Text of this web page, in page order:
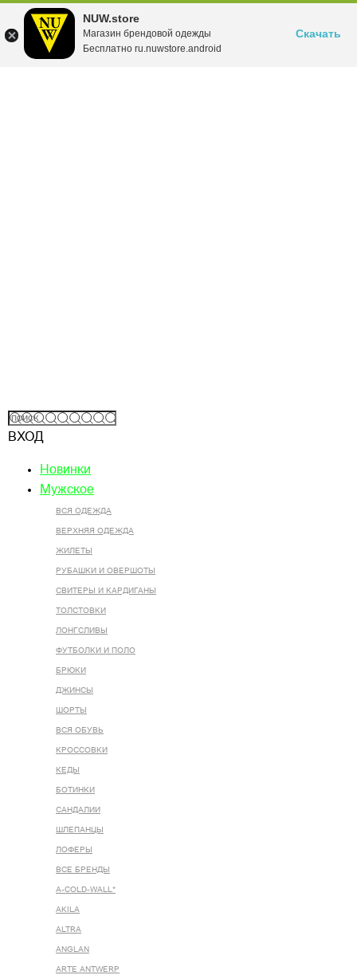
NUW.store
Магазин брендовой одежды
Бесплатно ru.nuwstore.android
Скачать
ВХОД
Новинки
Мужское
ВСЯ ОДЕЖДА
ВЕРХНЯЯ ОДЕЖДА
ЖИЛЕТЫ
РУБАШКИ И ОВЕРШОТЫ
СВИТЕРЫ И КАРДИГАНЫ
ТОЛСТОВКИ
ЛОНГСЛИВЫ
ФУТБОЛКИ И ПОЛО
БРЮКИ
ДЖИНСЫ
ШОРТЫ
ВСЯ ОБУВЬ
КРОССОВКИ
КЕДЫ
БОТИНКИ
САНДАЛИИ
ШЛЕПАНЦЫ
ЛОФЕРЫ
ВСЕ БРЕНДЫ
A-COLD-WALL*
AKILA
ALTRA
ANGLAN
ARTE ANTWERP